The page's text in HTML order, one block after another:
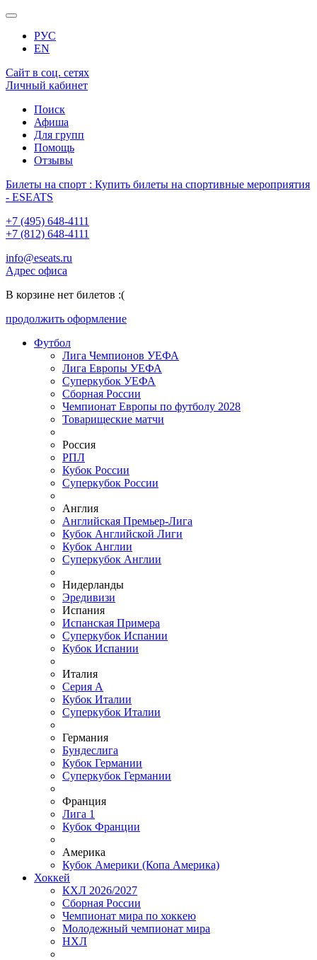
РУС
EN
Сайт в соц. сетях
Личный кабинет
Поиск
Афиша
Для групп
Помощь
Отзывы
Билеты на спорт : Купить билеты на спортивные мероприятия
- ESEATS
+7 (495) 648-4111
+7 (812) 648-4111
info@eseats.ru
Адрес офиса
В корзине нет билетов :(
продолжить оформление
Футбол
Лига Чемпионов УЕФА
Лига Европы УЕФА
Суперкубок УЕФА
Сборная России
Чемпионат Европы по футболу 2028
Товарищеские матчи
Россия
РПЛ
Кубок России
Суперкубок России
Англия
Английская Премьер-Лига
Кубок Английской Лиги
Кубок Англии
Суперкубок Англии
Нидерланды
Эредивизи
Испания
Испанская Примера
Суперкубок Испании
Кубок Испании
Италия
Серия А
Кубок Италии
Суперкубок Италии
Германия
Бундеслига
Кубок Германии
Суперкубок Германии
Франция
Лига 1
Кубок Франции
Америка
Кубок Америки (Копа Америка)
Хоккей
КХЛ 2026/2027
Сборная России
Чемпионат мира по хоккею
Молодежный чемпионат мира
НХЛ